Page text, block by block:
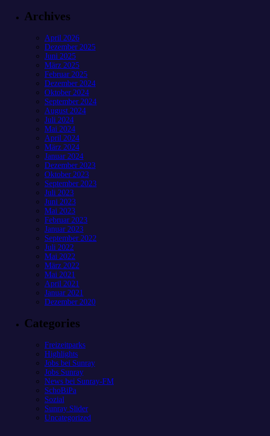
Archives
April 2026
Dezember 2025
Juni 2025
März 2025
Februar 2025
Dezember 2024
Oktober 2024
September 2024
August 2024
Juli 2024
Mai 2024
April 2024
März 2024
Januar 2024
Dezember 2023
Oktober 2023
September 2023
Juli 2023
Juni 2023
Mai 2023
Februar 2023
Januar 2023
September 2022
Juli 2022
Mai 2022
März 2022
Mai 2021
April 2021
Januar 2021
Dezember 2020
Categories
Freizeitparks
Highlights
Jobs bei Sunray
Jobs Sunray
News bei Sunray-FM
SchoBiPa
Sozial
Sunray Slider
Uncategorized